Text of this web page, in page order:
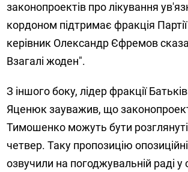
законопроектів про лікування
кордоном підтримає фракція Партії
керівник Олександр Єфремов
Взагалі жоден".
З іншого боку, лідер фракції
Яценюк зауважив, що
Тимошенко можуть бути розглянуті
четвер. Таку пропозицію
озвучили на погоджувальній раді у